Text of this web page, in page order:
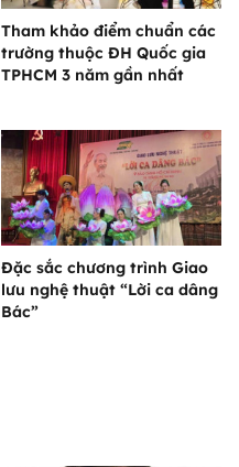
Tham khảo điểm chuẩn các
trường thuộc ĐH Quốc gia
TPHCM 3 năm gần nhất
Đặc sắc chương trình Giao
lưu nghệ thuật “Lời ca dâng
Bác”